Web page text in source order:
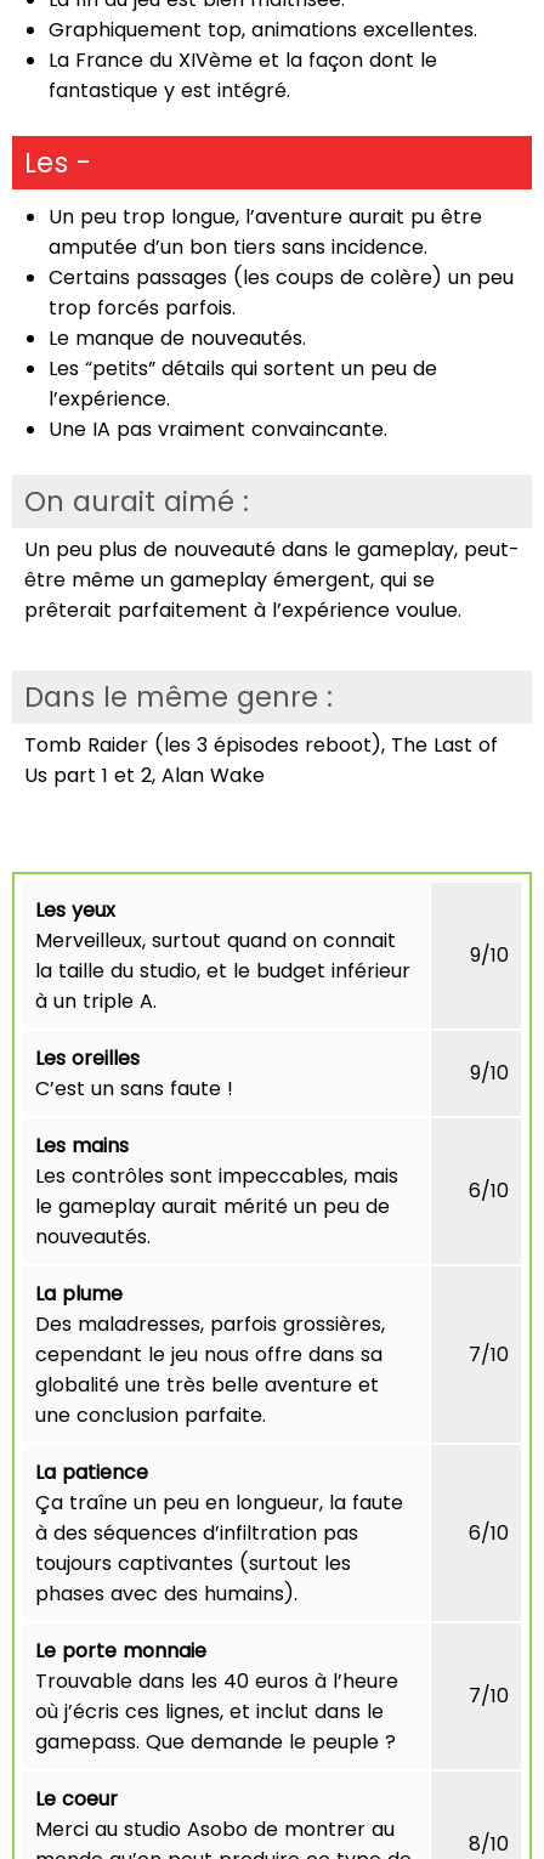
Graphiquement top, animations excellentes.
La France du XIVème et la façon dont le
fantastique y est intégré.
Les -
Un peu trop longue, l’aventure aurait pu être
amputée d’un bon tiers sans incidence.
Certains passages (les coups de colère) un peu
trop forcés parfois.
Le manque de nouveautés.
Les “petits” détails qui sortent un peu de
l’expérience.
Une IA pas vraiment convaincante.
On aurait aimé :
Un peu plus de nouveauté dans le gameplay, peut-
être même un gameplay émergent, qui se
prêterait parfaitement à l’expérience voulue.
Dans le même genre :
Tomb Raider (les 3 épisodes reboot), The Last of
Us part 1 et 2, Alan Wake
Les yeux
Merveilleux, surtout quand on connait
la taille du studio, et le budget inférieur
à un triple A.
9/10
Les oreilles
C’est un sans faute !
9/10
Les mains
Les contrôles sont impeccables, mais
le gameplay aurait mérité un peu de
nouveautés.
6/10
La plume
Des maladresses, parfois grossières,
cependant le jeu nous offre dans sa
globalité une très belle aventure et
une conclusion parfaite.
7/10
La patience
Ça traîne un peu en longueur, la faute
à des séquences d’infiltration pas
toujours captivantes (surtout les
phases avec des humains).
6/10
Le porte monnaie
Trouvable dans les 40 euros à l’heure
où j’écris ces lignes, et inclut dans le
gamepass. Que demande le peuple ?
7/10
Le coeur
Merci au studio Asobo de montrer au
8/10